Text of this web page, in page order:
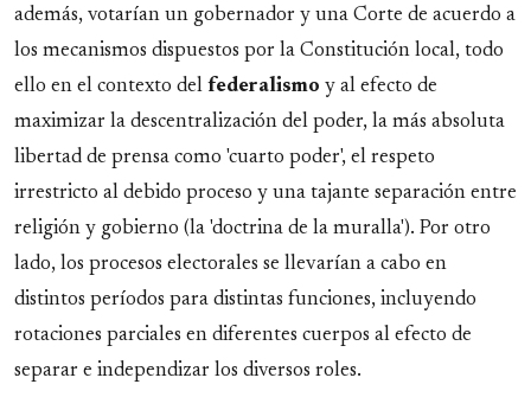
además, votarían un gobernador y una Corte de acuerdo a
los mecanismos dispuestos por la Constitución local, todo
ello en el contexto del federalismo y al efecto de
maximizar la descentralización del poder, la más absoluta
libertad de prensa como 'cuarto poder', el respeto
irrestricto al debido proceso y una tajante separación entre
religión y gobierno (la 'doctrina de la muralla'). Por otro
lado, los procesos electorales se llevarían a cabo en
distintos períodos para distintas funciones, incluyendo
rotaciones parciales en diferentes cuerpos al efecto de
separar e independizar los diversos roles.